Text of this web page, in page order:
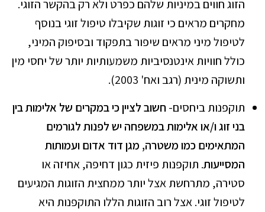
הזוג חווים במיניות שלהם כפרט ולא רק בהקשר הזוגי.
מחקרים מראים כי זוגות שקיבלו טיפול זוגי בנוסף
לטיפול מיני מראים שיפור בתפקוד ובסיפוק המיני,
כולל חוויות אינטנסיביות משמעותיות יותר של יחסי מין
ותשוקה מינית (רגב ואח' 2003).
תוקפנות ביחסים-חשוב לציין כי במקרים של אלימות בין
בני זוג ו/או אלימות במשפחה יש לפנות לגורמים
המתאימים כמו משטרה, מגן דוד אדום ועמותות
המסייעות. תוקפנות פיזית כגון דחיפה, אחיזה או
סטירה, מתרחשת אצל יותר ממחצית הזוגות המגיעים
לטיפול זוגי. אצל רוב הזוגות הללו התוקפנות היא